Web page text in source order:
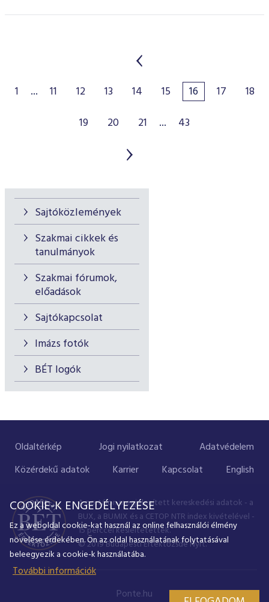
Sajtóközlemények
Szakmai cikkek és
tanulmányok
Szakmai fórumok,
előadások
Sajtókapcsolat
Imázs fotók
BÉT logók
1 ... 11 12 13 14 15 16 17
18
19
20 21 ... 43
Oldaltérkép Jogi nyilatkozat
Adatvédelem
Közérdekű adatok
Karrier Kapcsolat English
A portálon megjelenített kereskedési adatok - a
BUX, a BUMIX és a CETOP NTR index kivételével -
15 perccel késleltetettek.
© 2019 Budapesti Értéktőzsde Nyrt.
Ponte.hu
COOKIE-K ENGEDÉLYEZÉSE
Ez a weboldal cookie-kat használ az online felhasználói élmény
növelése érdekében. Ön az oldal használatának folytatásával
beleegyezik a cookie-k használatába.
További információk